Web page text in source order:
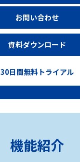
お問い合わせ
資料ダウンロード
30日間無料トライアル
機能紹介